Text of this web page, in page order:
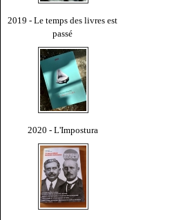
2019 - Le temps des livres est
passé
2020 - L'Impostura